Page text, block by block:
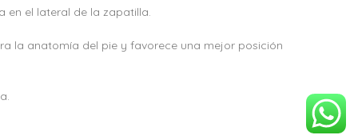
en el lateral de la zapatilla.
la anatomía del pie y favorece una mejor posición